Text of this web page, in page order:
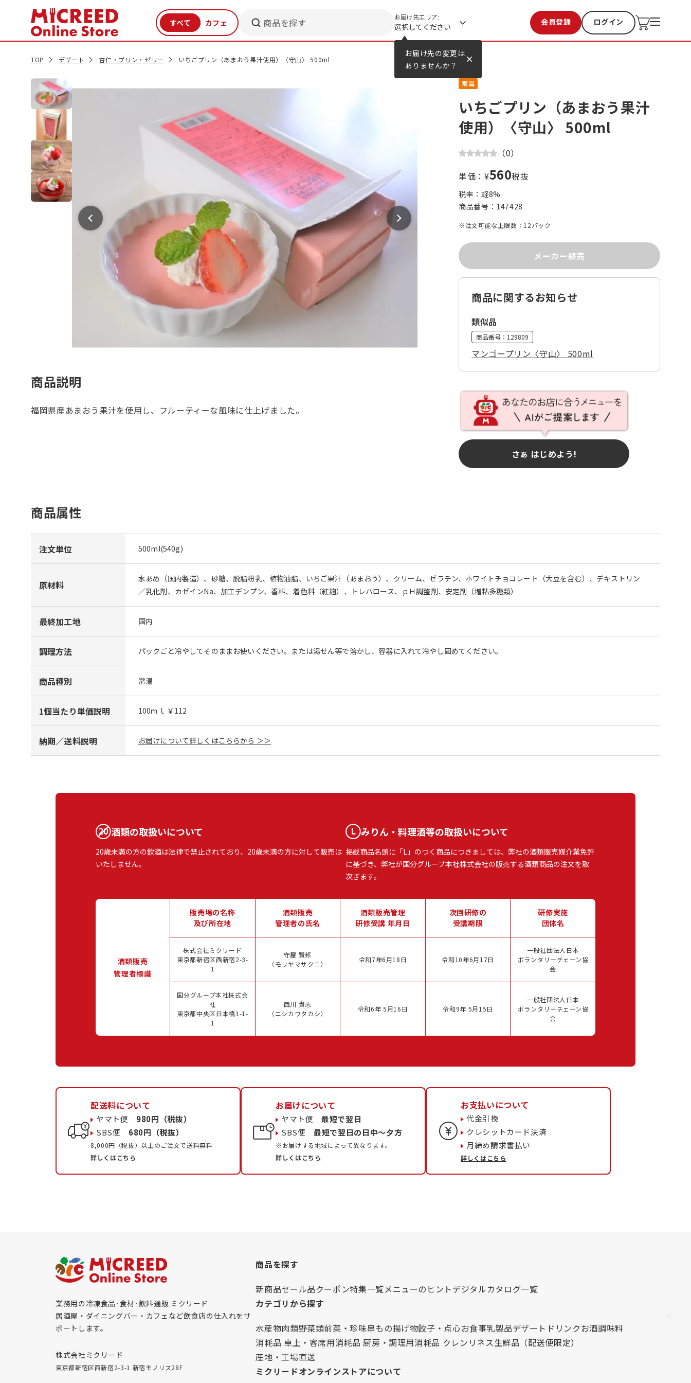
お届け先の変更は
ありませんか？
商品を探す お届け先エリア:
選択してください 会員登録 ログイン
お気に入り 過去購入
TOP デザート 杏仁・プリン・ゼリー いちごプリン（あまおう果汁使用）〈守山〉 500ml
常温
いちごプリン（あまおう果汁
使用）〈守山〉 500ml
（0）
単価：¥560税抜
税率：軽8%
商品番号： 147428
※注文可能な上限数：12パック
メーカー終売
商品に関するお知らせ
類似品
商品番号： 129809
マンゴープリン〈守山〉 500ml
さぁ はじめよう!
商品説明
福岡県産あまおう果汁を使用し、フルーティーな風味に仕上げました。
商品属性
注文単位 500ml(540g)
原材料
水あめ（国内製造）、砂糖、脱脂粉乳、植物油脂、いちご果汁（あまおう）、クリーム、ゼラチン、ホワイトチョコレート（大豆を含む）、デキストリン
／乳化剤、カゼインNa、加工デンプン、香料、着色料（紅麹）、トレハロース、ｐＨ調整剤、安定剤（増粘多糖類）
最終加工地 国内
調理方法 パックごと冷やしてそのままお使いください。または湯せん等で溶かし、容器に入れて冷やし固めてください。
商品種別 常温
1個当たり単価説明 100ｍｌ ￥112
納期／送料説明 お届けについて詳しくはこちらから ＞＞
酒類の取扱いについて
20歳未満の方の飲酒は法律で禁止されており、20歳未満の方に対して販売は
いたしません。
みりん・料理酒等の取扱いについて
掲載商品名頭に「L」のつく商品につきましては、弊社の酒類販売媒介業免許
に基づき、弊社が国分グループ本社株式会社の販売する酒類商品の注文を取
次ぎます。
酒類販売
管理者標識
販売場の名称
及び所在地
酒類販売
管理者の氏名
酒類販売管理
研修受講 年月日
次回研修の
受講期限
研修実施
団体名
株式会社ミクリード
東京都新宿区西新宿2-3-
1
守屋 賢邦
（モリヤマサクニ）
令和7年6月18日 令和10年6月17日
一般社団法人日本
ボランタリーチェーン協
会
国分グループ本社株式会
社
東京都中央区日本橋1-1-
1
西川 貴志
（ニシカワタカシ）
令和6年 5月16日 令和9年 5月15日
一般社団法人日本
ボランタリーチェーン協
会
配送料について
ヤマト便 980円（税抜）
SBS便 680円（税抜）
8,000円（税抜）以上のご注文で送料無料
詳しくはこちら
お届けについて
ヤマト便最短で翌日
SBS便最短で翌日の日中〜夕方
※お届けする地域によって異なります。
詳しくはこちら
お支払いについて
代金引換
クレシットカード決済
月締め請求書払い
詳しくはこちら
業務用の冷凍食品·食材·飲料通販 ミクリード
居酒屋・ダイニングバー・カフェなど飲食店の仕入れをサ
ポートします。
株式会社ミクリード
東京都新宿区西新宿2-3-1 新宿モノリス28F
商品を探す
新商品セール品クーポン特集一覧メニューのヒントデジタルカタログ一覧
カテゴリから探す
水産物肉類野菜類前菜・珍味串もの揚げ物餃子・点心お食事乳製品デザート ドリンクお酒調味料
消耗品 卓上・客席用消耗品 厨房・調理用消耗品 クレンリネス生鮮品（配送便限定）
産地・工場直送
ミクリードオンラインストアについて